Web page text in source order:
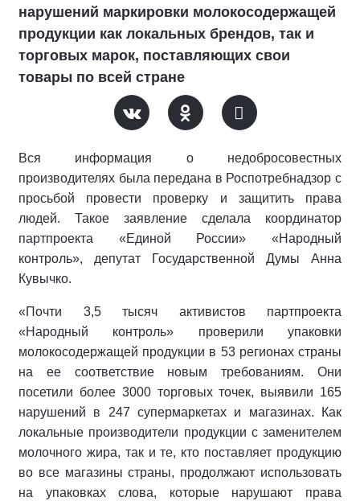
нарушений маркировки молокосодержащей
продукции как локальных брендов, так и
торговых марок, поставляющих свои
товары по всей стране
Вся информация о недобросовестных
производителях была передана в Роспотребнадзор с
просьбой провести проверку и защитить права
людей. Такое заявление сделала координатор
партпроекта «Единой России» «Народный
контроль», депутат Государственной Думы Анна
Кувычко.
«Почти 3,5 тысяч активистов партпроекта
«Народный контроль» проверили упаковки
молокосодержащей продукции в 53 регионах страны
на ее соответствие новым требованиям. Они
посетили более 3000 торговых точек, выявили 165
нарушений в 247 супермаркетах и магазинах. Как
локальные производители продукции с заменителем
молочного жира, так и те, кто поставляет продукцию
во все магазины страны, продолжают использовать
на упаковках слова, которые нарушают права